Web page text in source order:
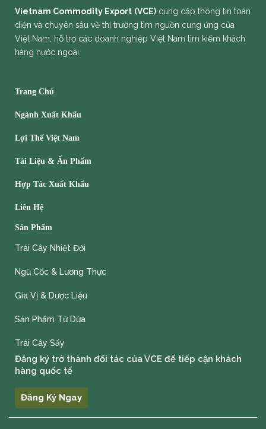
Vietnam Commodity Export (VCE) cung cấp thông tin toàn
diện và chuyên sâu về thị trường tìm nguồn cung ứng của
Việt Nam, hỗ trợ các doanh nghiệp Việt Nam tìm kiếm khách
hàng nước ngoài.
Trang Chủ
Ngành Xuất Khẩu
Lợi Thế Việt Nam
Tài Liệu & Ấn Phẩm
Hợp Tác Xuất Khẩu
Liên Hệ
Sản Phẩm
Trái Cây Nhiệt Đới
Ngũ Cốc & Lương Thực
Gia Vị & Dược Liệu
Sản Phẩm Từ Dừa
Trái Cây Sấy
Đăng ký trở thành đối tác của VCE để tiếp cận khách
hàng quốc tế
Đăng Ký Ngay